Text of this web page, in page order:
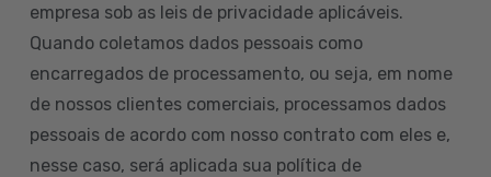
empresa sob as leis de privacidade aplicáveis.
Quando coletamos dados pessoais como
encarregados de processamento, ou seja, em nome
de nossos clientes comerciais, processamos dados
pessoais de acordo com nosso contrato com eles e,
nesse caso, será aplicada sua política de